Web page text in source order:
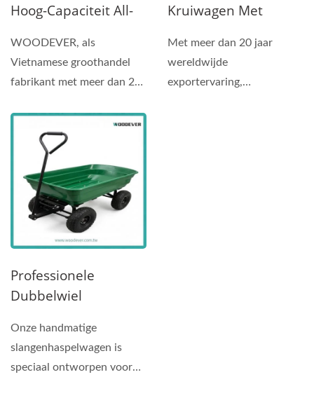
Hoog-Capaciteit All-
Kruiwagen|PP Bak
Met Massief Houten
Handgreep En
Pneumatische
Rubberbanden (250
Kg Laadvermogen)
WOODEVER, als
Vietnamese groothandel
fabrikant met meer dan 20
Kruiwagen Met
En All-Terrain
Steekvaste Inflatable
Of PU Banden
Met meer dan 20 jaar
wereldwijde
exportervaring,
Professionele
Dubbelwiel
Industriële Stabiliteit
& 250KG Hoge
Capaciteit Oplossing
Onze handmatige
slangenhaspelwagen is
speciaal ontworpen voor